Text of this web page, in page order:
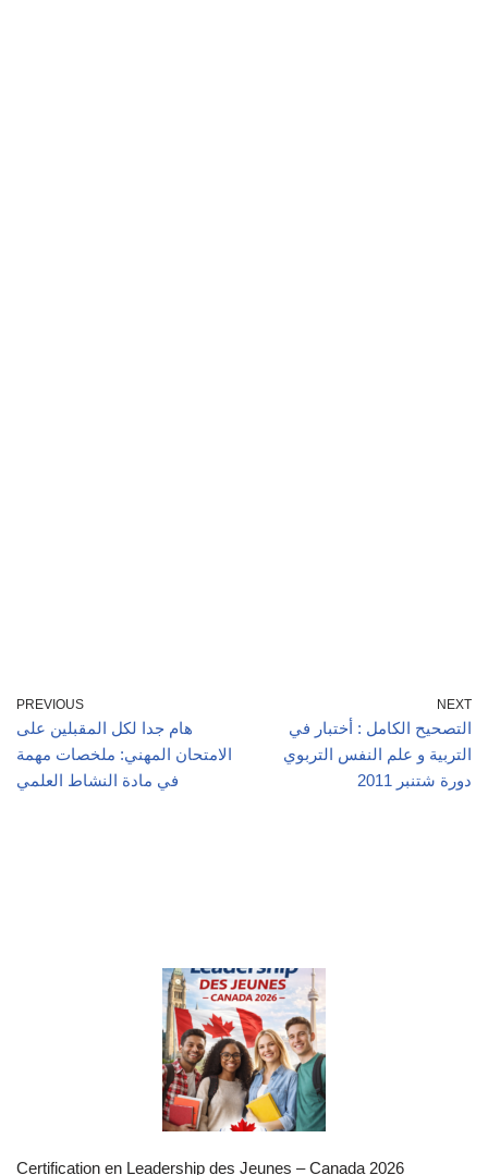
PREVIOUS
هام جدا لكل المقبلين على
الامتحان المهني: ملخصات مهمة
في مادة النشاط العلمي
NEXT
التصحيح الكامل : أختبار في
التربية و علم النفس التربوي
دورة شتنبر 2011
Certification en Leadership des Jeunes – Canada 2026